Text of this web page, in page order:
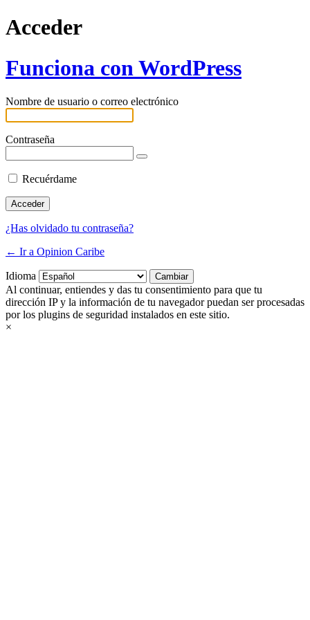
Acceder
Funciona con WordPress
Nombre de usuario o correo electrónico
Contraseña
Recuérdame
¿Has olvidado tu contraseña?
← Ir a Opinion Caribe
Idioma
Al continuar, entiendes y das tu consentimiento para que tu
dirección IP y la información de tu navegador puedan ser procesadas
por los plugins de seguridad instalados en este sitio.
×